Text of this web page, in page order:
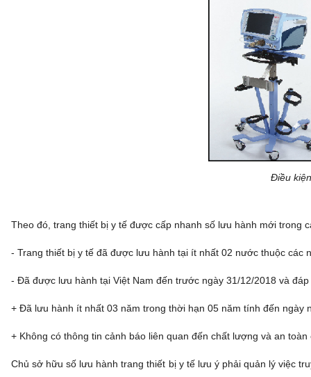
Điều
Theo đó, trang thiết bị y tế được cấp nhanh số lưu hành mới trong
- Trang thiết bị y tế đã được lưu hành tại ít nhất 02 nước thuộc các
- Đã được lưu hành tại Việt Nam đến trước ngày 31/12/2018 và
+ Đã lưu hành ít nhất 03 năm trong thời hạn 05 năm tính đến ngày
+ Không có thông tin cảnh báo liên quan đến chất lượng và an
Chủ sở hữu số lưu hành trang thiết bị y tế lưu ý phải quản lý việc